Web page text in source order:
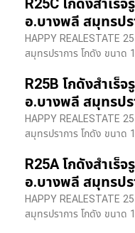
อ.บางพลี สมุทรปร
HAPPY REALESTATE
สมุทรปราการ โกดัง ขนาด 1
R25B โกดังสำเร็
อ.บางพลี สมุทรป
HAPPY REALESTATE
สมุทรปราการ โกดัง ขนาด 1
R25A โกดังสำเร็
อ.บางพลี สมุทรป
HAPPY REALESTATE
สมุทรปราการ โกดัง ขนาด 1